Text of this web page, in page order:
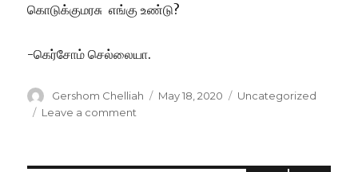
கொடுக்குமரசு எங்கு உண்டு?
-கெர்சோம் செல்லையா.
Author
Gershom Chelliah
Posted
May 18, 2020 Categories
Uncategorized
Leave a comment